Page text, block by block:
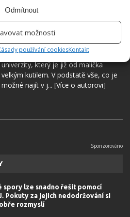
Odmítnout
možnosti
používání cookiesKontakt
Jiří Kolář
Absolvent České zemědělské
univerzity, který je již od malička
velkým kutilem. V podstatě vše, co je
možné najít v j... [Více o autorovi]
spory lze snadno řešit pomocí
Pokuty za jejich nedodržování si
rozmyslí